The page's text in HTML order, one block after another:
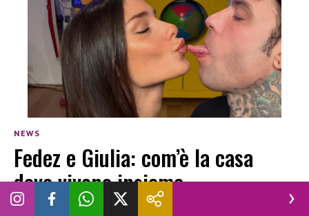
NEWS
Fedez e Giulia: com’è la casa
dove vivono insieme